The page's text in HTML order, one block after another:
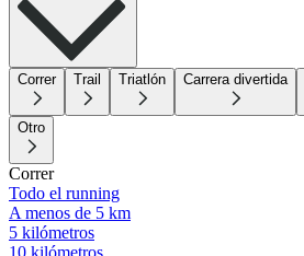
Correr Trail Triatlón Carrera divertida
Otro
Correr
Todo el running
A menos de 5 km
5 kilómetros
10 kilómetros